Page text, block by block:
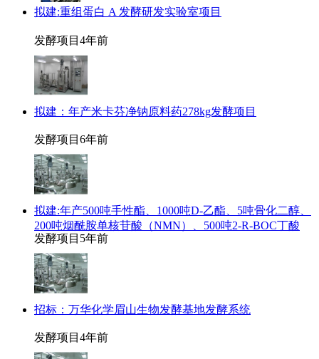
拟建:重组蛋白 A 发酵研发实验室项目
发酵项目 4年前
拟建：年产米卡芬净钠原料药278kg发酵项目
发酵项目 6年前
拟建:年产500吨手性酯、1000吨D-乙酯、5吨骨化二醇、
200吨烟酰胺单核苷酸（NMN）、500吨2-R-BOC丁酸
发酵项目 5年前
招标：万华化学眉山生物发酵基地发酵系统
发酵项目 4年前